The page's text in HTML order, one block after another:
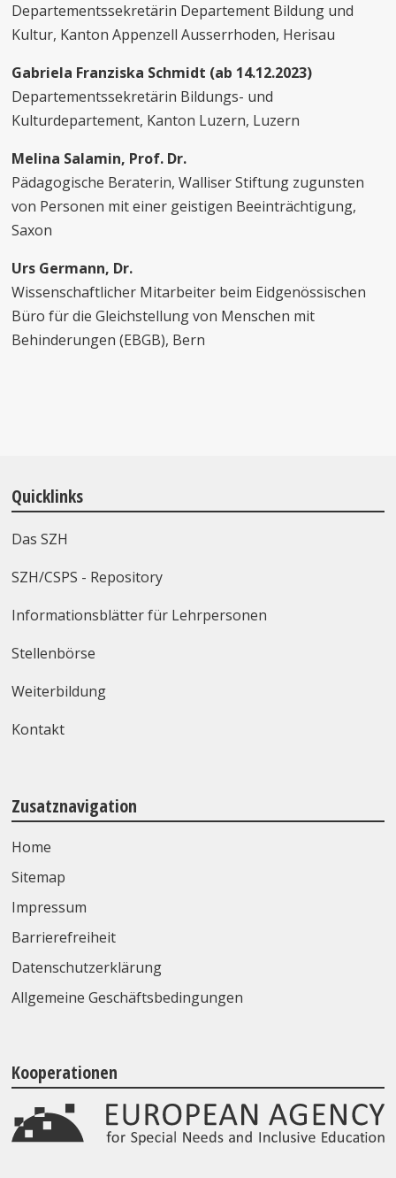
Departementssekretärin Departement Bildung und
Kultur, Kanton Appenzell Ausserrhoden, Herisau
Gabriela Franziska Schmidt (ab 14.12.2023)
Departementssekretärin Bildungs- und
Kulturdepartement, Kanton Luzern, Luzern
Melina Salamin, Prof. Dr.
Pädagogische Beraterin, Walliser Stiftung zugunsten
von Personen mit einer geistigen Beeinträchtigung,
Saxon
Urs Germann, Dr.
Wissenschaftlicher Mitarbeiter beim Eidgenössischen
Büro für die Gleichstellung von Menschen mit
Behinderungen (EBGB), Bern
Quicklinks
Das SZH
SZH/CSPS - Repository
Informationsblätter für Lehrpersonen
Stellenbörse
Weiterbildung
Kontakt
Zusatznavigation
Home
Sitemap
Impressum
Barrierefreiheit
Datenschutzerklärung
Allgemeine Geschäftsbedingungen
Kooperationen